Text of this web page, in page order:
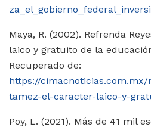
Maya, R. (2002). Refrenda
laico y gratuito de la
Recuperado de:
https://
tamez-el-caracter-laico-y-
Poy, L. (2021). Más de 41 mil